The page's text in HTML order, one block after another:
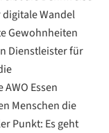
Wandel
Gewohnheiten
Dienstleister für
Essen
Menschen die
Punkt: Es geht